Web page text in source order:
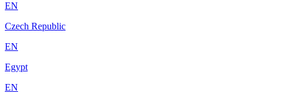
EN
Czech Republic
EN
Egypt
EN